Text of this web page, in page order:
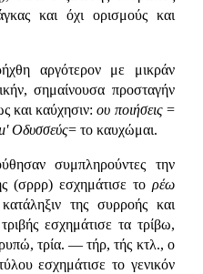
και όχι ορισμούς και
αργότερον με μικράν
σημαίνουσα προσταγήν
και καύχησιν:ου ποιήσεις=
Οδυσσεύς= το καυχώμαι.
συμπληρούντες την
(σρρρ) εσχημάτισε το ρέω
της συρροής και
εσχημάτισε τα τρίβω,
τρία. — τήρ, τής κτλ., ο
εσχημάτισε το γενικόν